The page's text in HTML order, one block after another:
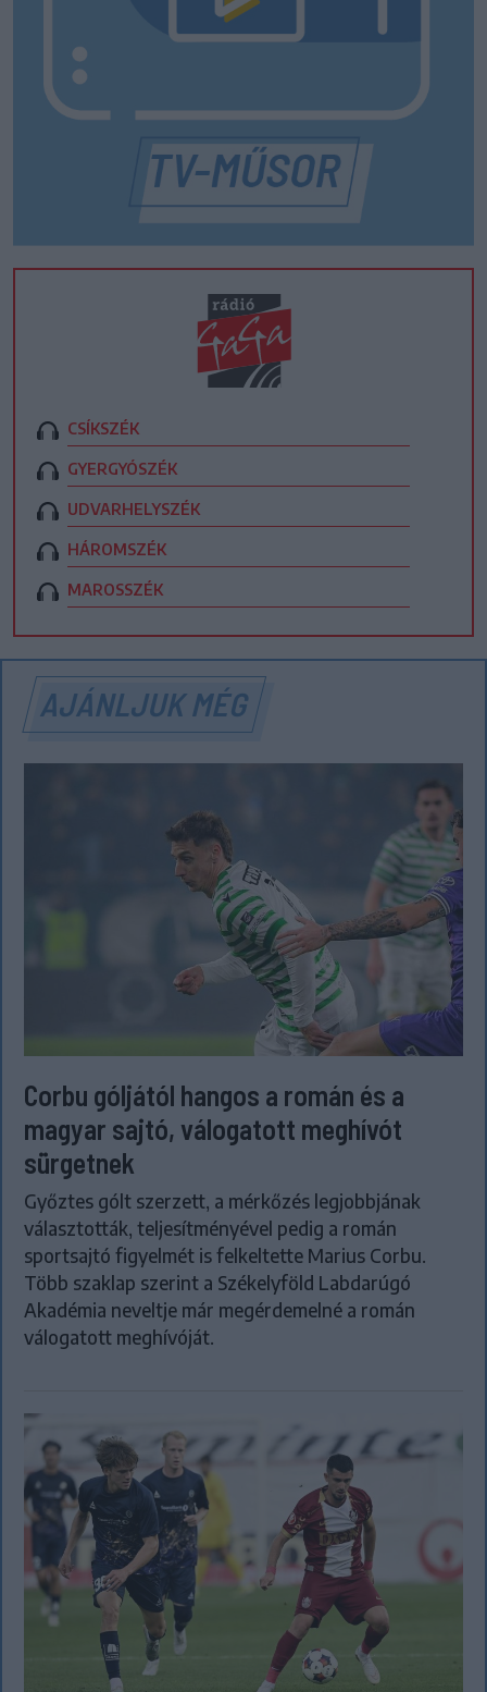
CSÍKSZÉK
GYERGYÓSZÉK
UDVARHELYSZÉK
HÁROMSZÉK
MAROSSZÉK
AJÁNLJUK MÉG
Corbu góljától hangos a román és a
magyar sajtó, válogatott meghívót
sürgetnek
Győztes gólt szerzett, a mérkőzés legjobbjának
választották, teljesítményével pedig a román
sportsajtó figyelmét is felkeltette Marius Corbu.
Több szaklap szerint a Székelyföld Labdarúgó
Akadémia neveltje már megérdemelné a román
válogatott meghívóját.